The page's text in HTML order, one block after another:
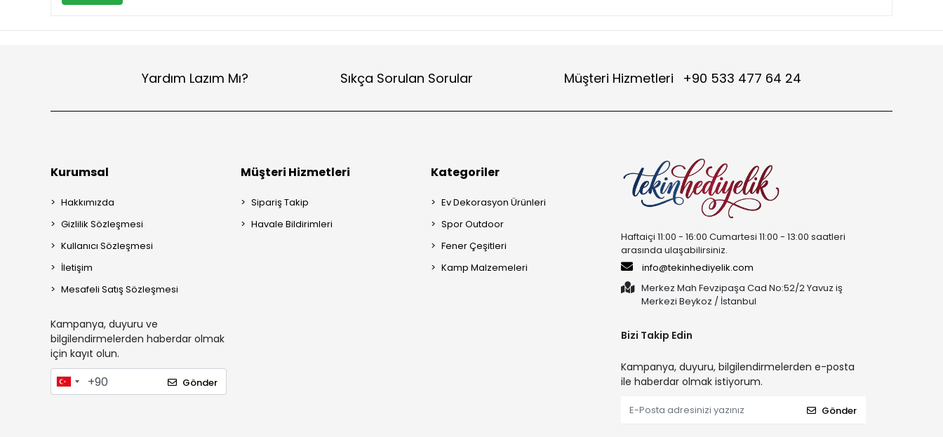
Yardım Lazım Mı? Sıkça Sorulan Sorular Müşteri Hizmetleri +90 533 477 64 24
Kurumsal
Hakkımızda
Gizlilik Sözleşmesi
Kullanıcı Sözleşmesi
İletişim
Mesafeli Satış Sözleşmesi
Kampanya, duyuru ve
bilgilendirmelerden haberdar olmak
için kayıt olun.
Gönder
Müşteri Hizmetleri
Sipariş Takip
Havale Bildirimleri
Kategoriler
Ev Dekorasyon Ürünleri
Spor Outdoor
Fener Çeşitleri
Kamp Malzemeleri
Haftaiçi 11:00 - 16:00 Cumartesi 11:00 - 13:00 saatleri
arasında ulaşabilirsiniz.
info@tekinhediyelik.com
Merkez Mah Fevzipaşa Cad No:52/2 Yavuz iş
Merkezi Beykoz / İstanbul
Bizi Takip Edin
Kampanya, duyuru, bilgilendirmelerden e-posta
ile haberdar olmak istiyorum.
Gönder